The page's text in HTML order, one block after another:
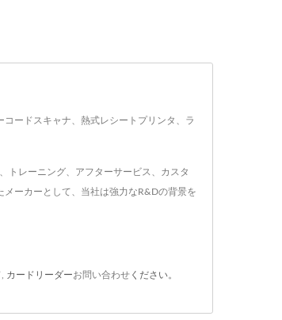
ードスキャナ、熱式レシートプリンタ、ラ
トレーニング、アフターサービス、カスタ
ーカーとして、当社は強力なR&Dの背景を
カードリーダーお問い合わせ ください。